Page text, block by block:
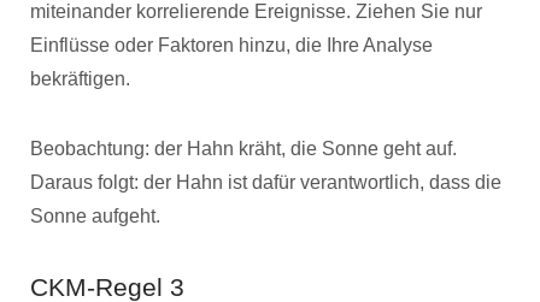
miteinander korrelierende Ereignisse. Ziehen Sie nur
Einflüsse oder Faktoren hinzu, die Ihre Analyse
bekräftigen.
Beobachtung: der Hahn kräht, die Sonne geht auf.
Daraus folgt: der Hahn ist dafür verantwortlich, dass die
Sonne aufgeht.
CKM-Regel 3